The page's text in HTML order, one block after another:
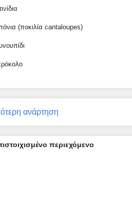
(ποκιλία cantaloupes)
ανάρτηση
περιεχόμενο